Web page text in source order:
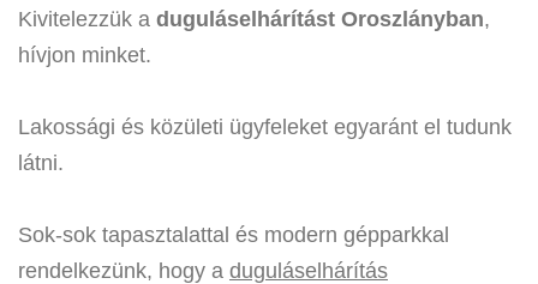
Kivitelezzük a duguláselhárítást Oroszlányban,
hívjon minket.
Lakossági és közületi ügyfeleket egyaránt el tudunk
látni.
Sok-sok tapasztalattal és modern gépparkkal
rendelkezünk, hogy a duguláselhárítás